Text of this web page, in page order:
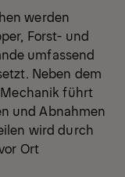
werden
Forst- und
umfassend
Neben dem
führt
und Abnahmen
wird durch
Ort